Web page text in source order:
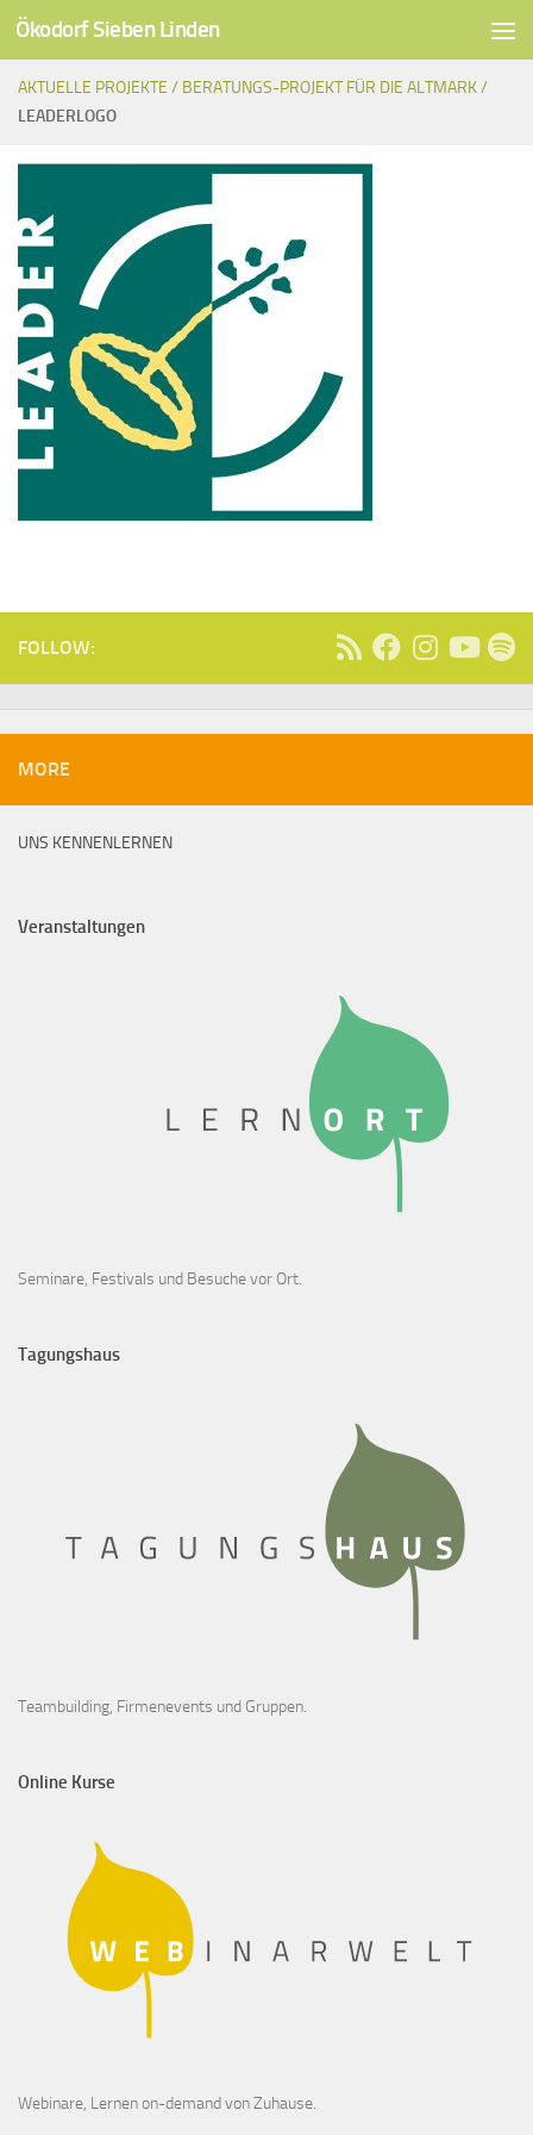
Unter dem Inhalt
Ökodorf Sieben Linden
AKTUELLE PROJEKTE / BERATUNGS-PROJEKT FÜR DIE ALTMARK /
LEADERLOGO
FOLLOW:
MORE
UNS KENNENLERNEN
Veranstaltungen
Seminare, Festivals und Besuche vor Ort.
Tagungshaus
Teambuilding, Firmenevents und Gruppen.
Online Kurse
Webinare, Lernen on-demand von Zuhause.